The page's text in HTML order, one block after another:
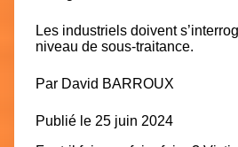
Les industriels doivent
niveau de sous-traitance.
Par David BARROUX
Publié le 25 juin 2024